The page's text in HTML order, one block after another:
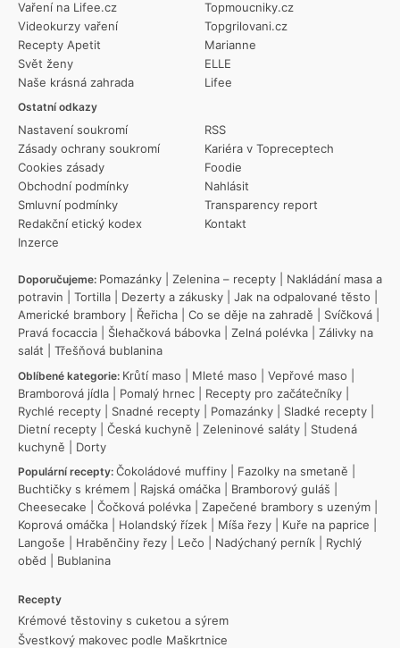
Vaření na Lifee.cz
Videokurzy vaření
Recepty Apetit
Svět ženy
Naše krásná zahrada
Ostatní odkazy
Nastavení soukromí
Zásady ochrany soukromí
Cookies zásady
Obchodní podmínky
Smluvní podmínky
Redakční etický kodex
Inzerce
RSS
Kariéra v Topreceptech
Foodie
Nahlásit
Transparency report
Kontakt
Topmoucniky.cz
Topgrilovani.cz
Marianne
ELLE
Lifee
Doporučujeme: Pomazánky Zelenina – recepty
Nakládání masa a
potravin
Tortilla Dezerty a zákusky Jak na odpalované těsto
Americké brambory
Řeřicha Co se děje na zahradě Svíčková
Pravá focaccia
Šlehačková bábovka Zelná polévka
Zálivky na
salát
Třešňová bublanina
Oblíbené kategorie: Krůtí maso Mleté maso Vepřové maso
Bramborová jídla
Pomalý hrnec Recepty pro začátečníky
Rychlé recepty
Snadné recepty Pomazánky Sladké recepty
Dietní recepty
Česká kuchyně Zeleninové saláty
Studená
kuchyně
Dorty
Populární recepty: Čokoládové muffiny Fazolky na smetaně
Buchtičky s krémem
Rajská omáčka Bramborový guláš
Cheesecake
Čočková polévka Zapečené brambory s uzeným
Koprová omáčka
Holandský řízek Míša řezy Kuře na paprice
Langoše
Hraběnčiny řezy Lečo Nadýchaný perník
Rychlý
oběd
Bublanina
Recepty
Krémové těstoviny s cuketou a sýrem
Švestkový makovec podle Maškrtnice